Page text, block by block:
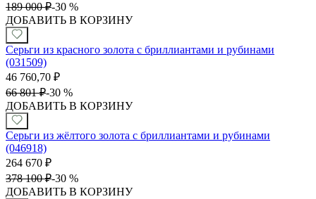
189 000 ₽-30 %
ДОБАВИТЬ В КОРЗИНУ
Серьги из красного золота с бриллиантами и рубинами
(031509)
46 760,70 ₽
66 801 ₽-30 %
ДОБАВИТЬ В КОРЗИНУ
Серьги из жёлтого золота с бриллиантами и рубинами
(046918)
264 670 ₽
378 100 ₽-30 %
ДОБАВИТЬ В КОРЗИНУ